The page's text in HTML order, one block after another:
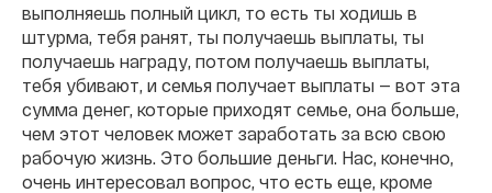
выполняешь полный цикл, то есть ты ходишь в
штурма, тебя ранят, ты получаешь выплаты, ты
получаешь награду, потом получаешь выплаты,
тебя убивают, и семья получает выплаты — вот эта
сумма денег, которые приходят семье, она больше,
чем этот человек может заработать за всю свою
рабочую жизнь. Это большие деньги. Нас, конечно,
очень интересовал вопрос, что есть еще, кроме